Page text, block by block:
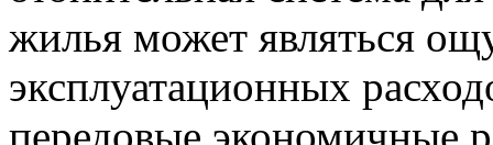
жилья может являться
эксплуатационных
передовые экономичные